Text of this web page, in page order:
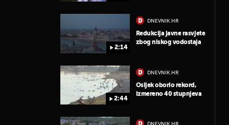
2:14
DNEVNIK.HR
Redukcija javne rasvjete
zbog niskog vodostaja
2:44
DNEVNIK.HR
Osijek oborio rekord,
izmereno 40 stupnjeva